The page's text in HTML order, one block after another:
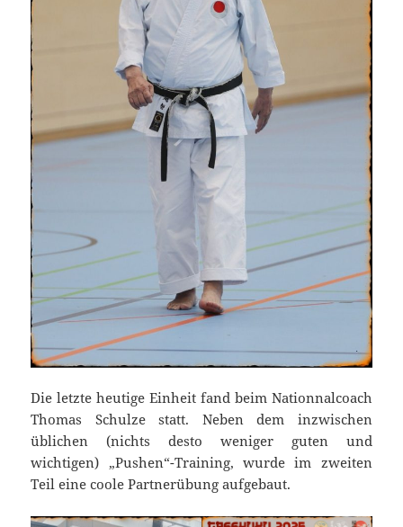
Die letzte heutige Einheit fand beim Nationnalcoach
Thomas Schulze statt. Neben dem inzwischen
üblichen (nichts desto weniger guten und
wichtigen) „Pushen“-Training, wurde im zweiten
Teil eine coole Partnerübung aufgebaut.